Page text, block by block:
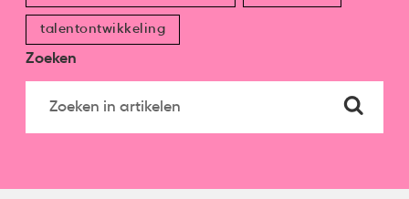
talentontwikkeling
Zoeken